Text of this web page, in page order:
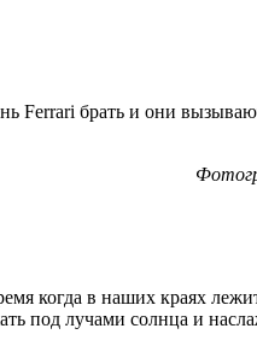
Ferrari брать и они
когда в наших краях
под лучами солнца и